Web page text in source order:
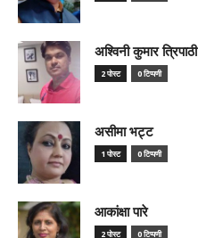
अश्विनी कुमार त्रिपाठी
2 पोस्ट 0 टिप्पणी
असीमा भट्ट
1 पोस्ट 0 टिप्पणी
आकांक्षा पारे
2 पोस्ट 0 टिप्पणी